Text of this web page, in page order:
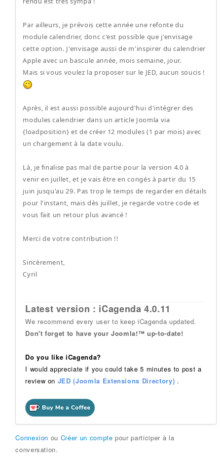
Par ailleurs, je prévois cette année une refonte du
module calendrier, donc c'est possible que j'envisage
cette option. J'envisage aussi de m'inspirer du calendrier
Apple avec un bascule année, mois semaine, jour.
Mais si vous voulez la proposer sur le JED, aucun soucis !
Après, il est aussi possible aujourd'hui d'intégrer des
modules calendrier dans un article Joomla via
{loadposition} et de créer 12 modules (1 par mois) avec
un chargement à la date voulu.
Là, je finalise pas mal de partie pour la version 4.0 à
venir en juillet, et je vais être en congés à partir du 15
juin jusqu'au 29. Pas trop le temps de regarder en détails
pour l'instant, mais dès juillet, je regarde votre code et
vous fait un retour plus avancé !
Merci de votre contribution !!
Sincèrement,
Cyril
Latest version : iCagenda 4.0.11
We recommend every user to keep iCagenda updated.
Don't forget to have your Joomla!™ up-to-date!
Do you like iCagenda?
I would appreciate if you could take 5 minutes to post a
review on JED (Joomla Extensions Directory) .
Connexion ou Créer un compte pour participer à la
conversation.